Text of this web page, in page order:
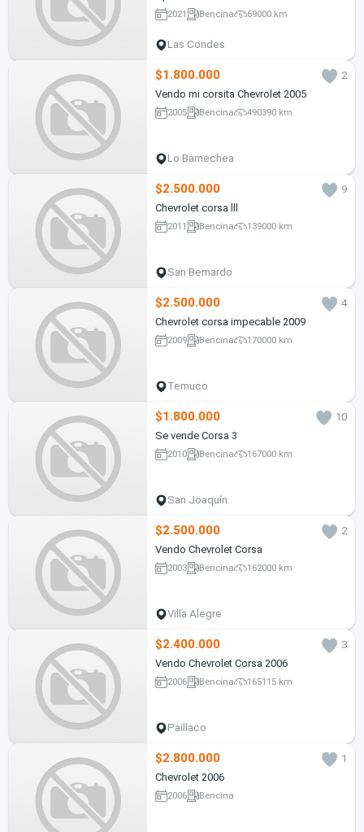
2021 Bencina 69000 km
Las Condes
$1.800.000
2
Vendo mi corsita Chevrolet 2005
2005 Bencina 490390 km
Lo Barnechea
$2.500.000
9
Chevrolet corsa lll
2011 Bencina 139000 km
San Bernardo
$2.500.000
4
Chevrolet corsa impecable 2009
2009 Bencina 170000 km
Temuco
$1.800.000
10
Se vende Corsa 3
2010 Bencina 167000 km
San Joaquín
$2.500.000
2
Vendo Chevrolet Corsa
2003 Bencina 162000 km
Villa Alegre
$2.400.000
3
Vendo Chevrolet Corsa 2006
2006 Bencina 165115 km
Paillaco
$2.800.000
1
Chevrolet 2006
2006 Bencina